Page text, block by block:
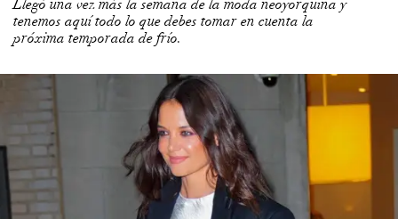
tenemos aquí todo lo que debes tomar en cuenta la
próxima temporada de frío.